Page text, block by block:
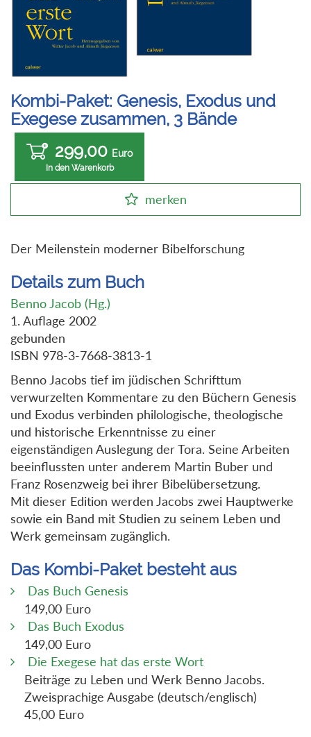
Kombi-Paket: Genesis, Exodus und
Exegese zusammen, 3 Bände
299,00 Euro
In den Warenkorb
merken
Der Meilenstein moderner Bibelforschung
Details zum Buch
Benno Jacob (Hg.)
1. Auflage 2002
gebunden
ISBN 978-3-7668-3813-1
Benno Jacobs tief im jüdischen Schrifttum
verwurzelten Kommentare zu den Büchern Genesis
und Exodus verbinden philologische, theologische
und historische Erkenntnisse zu einer
eigenständigen Auslegung der Tora. Seine Arbeiten
beeinflussten unter anderem Martin Buber und
Franz Rosenzweig bei ihrer Bibelübersetzung.
Mit dieser Edition werden Jacobs zwei Hauptwerke
sowie ein Band mit Studien zu seinem Leben und
Werk gemeinsam zugänglich.
Das Kombi-Paket besteht aus
Das Buch Genesis
149,00 Euro
Das Buch Exodus
149,00 Euro
Die Exegese hat das erste Wort
Beiträge zu Leben und Werk Benno Jacobs.
Zweisprachige Ausgabe (deutsch/englisch)
45,00 Euro